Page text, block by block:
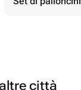
città